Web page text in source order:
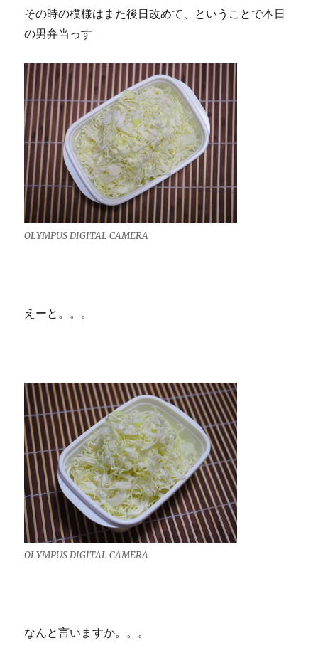
その時の模様はまた後日改めて、ということで本日
の男弁当っす
OLYMPUS DIGITAL CAMERA
えーと。。。
OLYMPUS DIGITAL CAMERA
なんと言いますか。。。